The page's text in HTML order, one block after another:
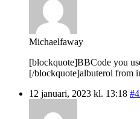
Michaelfaway
[blockquote]BBCode you
[/blockquote]albuterol from
12 januari, 2023 kl. 13:18